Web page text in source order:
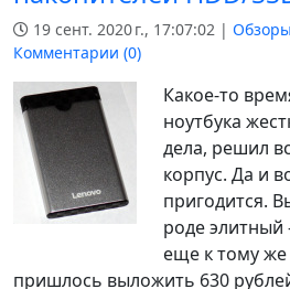
19 сент. 2020 г., 17:07:02 |
Комментарии (0)
Какое-то
ноутбука
дела, решил
корпус. Да и
пригодится.
роде
еще к тому
пришлось выложить 630